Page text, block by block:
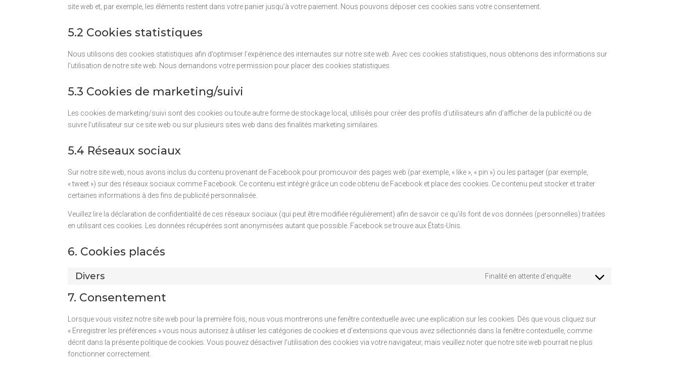
site web et, par exemple, les éléments restent dans votre panier jusqu’à votre paiement. Nous pouvons déposer ces cookies sans votre consentement.
5.2 Cookies statistiques
Nous utilisons des cookies statistiques afin d’optimiser l’expérience des internautes sur notre site web. Avec ces cookies statistiques, nous obtenons des informations sur
l’utilisation de notre site web. Nous demandons votre permission pour placer des cookies statistiques.
5.3 Cookies de marketing/suivi
Les cookies de marketing/suivi sont des cookies ou toute autre forme de stockage local, utilisés pour créer des profils d’utilisateurs afin d’afficher de la publicité ou de
suivre l’utilisateur sur ce site web ou sur plusieurs sites web dans des finalités marketing similaires.
5.4 Réseaux sociaux
Sur notre site web, nous avons inclus du contenu provenant de Facebook pour promouvoir des pages web (par exemple, « like », « pin ») ou les partager (par exemple,
« tweet ») sur des réseaux sociaux comme Facebook. Ce contenu est intégré grâce un code obtenu de Facebook et place des cookies. Ce contenu peut stocker et traiter
certaines informations à des fins de publicité personnalisée.
Veuillez lire la déclaration de confidentialité de ces réseaux sociaux (qui peut être modifiée régulièrement) afin de savoir ce qu’ils font de vos données (personnelles) traitées
en utilisant ces cookies. Les données récupérées sont anonymisées autant que possible. Facebook se trouve aux États-Unis.
6. Cookies placés
Divers Finalité en attente d’enquête
Consent
divers
7. Consentement
Lorsque vous visitez notre site web pour la première fois, nous vous montrerons une fenêtre contextuelle avec une explication sur les cookies. Dès que vous cliquez sur
« Enregistrer les préférences » vous nous autorisez à utiliser les catégories de cookies et d’extensions que vous avez sélectionnés dans la fenêtre contextuelle, comme
décrit dans la présente politique de cookies. Vous pouvez désactiver l’utilisation des cookies via votre navigateur, mais veuillez noter que notre site web pourrait ne plus
fonctionner correctement.